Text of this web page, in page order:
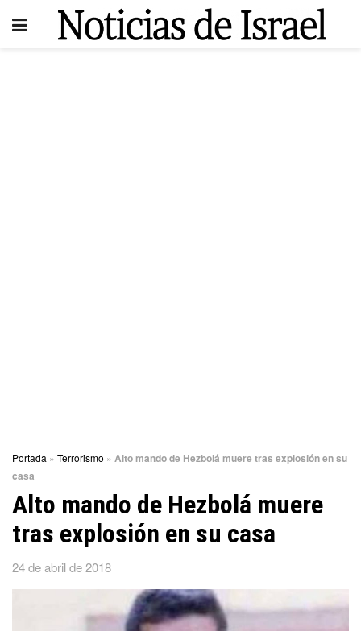
Portada » Terrorismo » Alto mando de Hezbolá muere tras explosión en su
casa
Alto mando de Hezbolá muere
tras explosión en su casa
24 de abril de 2018